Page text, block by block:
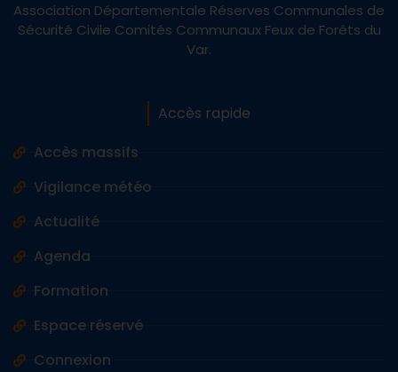
Association Départementale Réserves Communales de
Sécurité Civile Comités Communaux Feux de Forêts du
Var.
Accès rapide
Accès massifs
Vigilance météo
Actualité
Agenda
Formation
Espace réservé
Connexion